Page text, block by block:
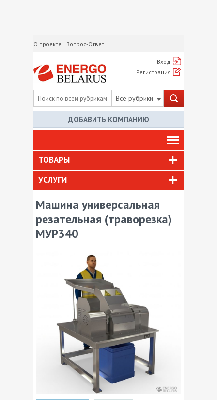
О проекте Вопрос-Ответ
Вход
Регистрация
Все рубрики
ДОБАВИТЬ КОМПАНИЮ
ТОВАРЫ
УСЛУГИ
Машина универсальная
резательная (траворезка)
МУР340